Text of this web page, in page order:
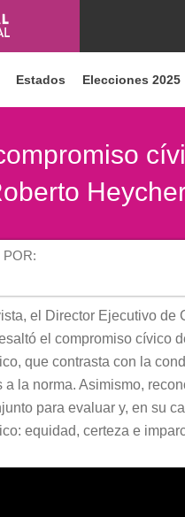
Estados Elecciones 2025
POR:
el Director Ejecutivo
el compromiso cívico
que contrasta con la
a la norma. Asimismo,
para evaluar y, en su
equidad, certeza e